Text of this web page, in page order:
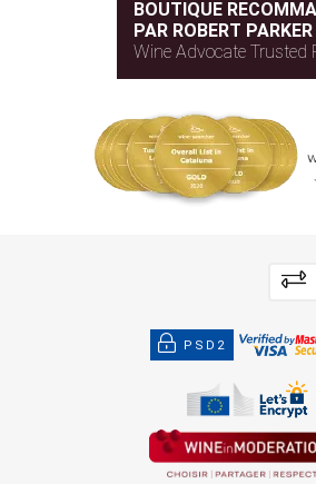
BOUTIQUE
PAR ROBERT PARKER
Wine Advocate Trusted
PSD2